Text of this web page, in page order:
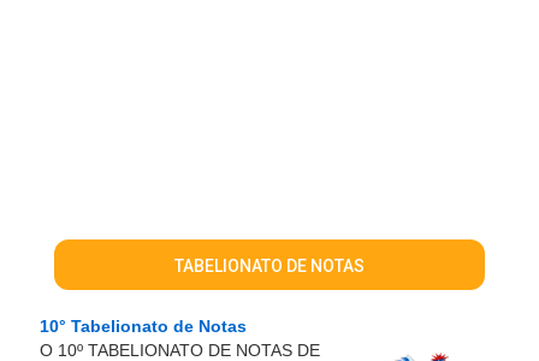
TABELIONATO DE NOTAS
10° Tabelionato de Notas
O 10º TABELIONATO DE NOTAS DE